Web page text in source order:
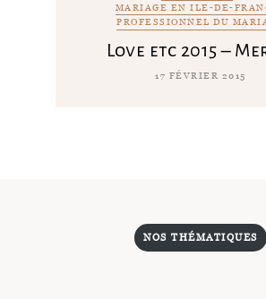
MARIAGE EN ILE-DE-
PROFESSIONNEL DU
Love etc 2015 –
17 FÉVRIER 2015
NOS THÉMATIQUES